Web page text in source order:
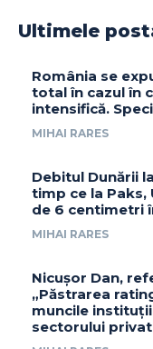
Ultimele
România se
total în cazul în
intensifică.
MIHAI RARES
Debitul Dunării
timp ce la
de 6 centimetri
MIHAI RARES
Nicușor Dan,
„Păstrarea
muncile
sectorului